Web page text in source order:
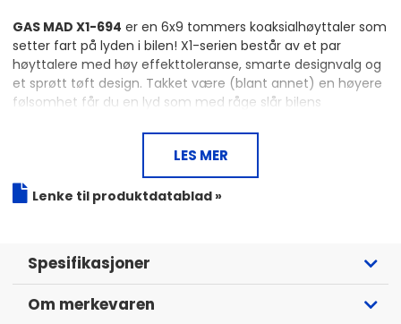
GAS MAD X1-694 er en 6x9 tommers koaksialhøyttaler som
setter fart på lyden i bilen! X1-serien består av et par
høyttalere med høy effekttoleranse, smarte designvalg og
et sprøtt tøft design. Takket være (blant annet) en høyere
følsomhet får du en lyd som med råge slår bilens
92 dB følsomhet
Høyttalere som tåler å spilles
GAS har utviklet en membran av formsprøytet
polypropylen (“injection moulded polypropylene",
LES MER
Lenke til produktdatablad »
Spesifikasjoner
Om merkevaren